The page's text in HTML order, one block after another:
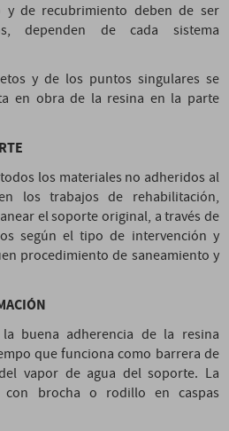
y de recubrimiento deben de ser
dependen de cada sistema
y de los puntos singulares se
en obra de la resina en la parte
los materiales no adheridos al
los trabajos de rehabilitación,
el soporte original, a través de
según el tipo de intervención y
procedimiento de saneamiento y
buena adherencia de la resina
que funciona como barrera de
vapor de agua del soporte. La
con brocha o rodillo en caspas